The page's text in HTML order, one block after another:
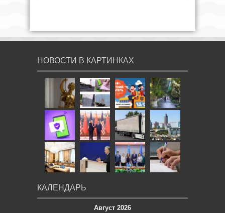
НОВОСТИ В КАРТИНКАХ
КАЛЕНДАРЬ
Август 2026